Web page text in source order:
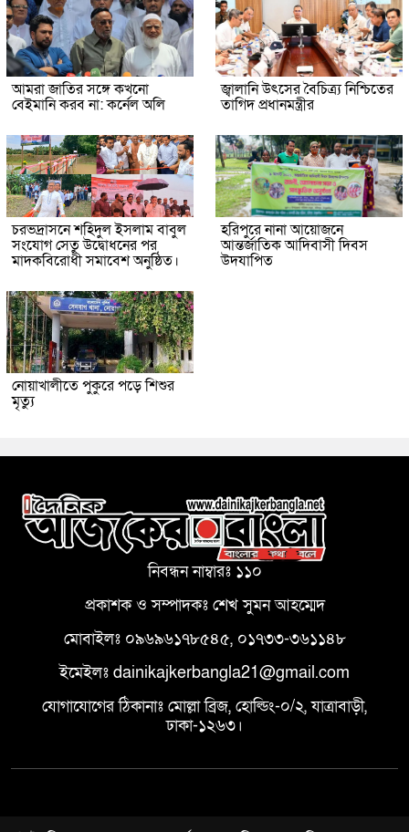
আমরা জাতির সঙ্গে কখনো
বেইমানি করব না: কর্নেল অলি
জ্বালানি উৎসের বৈচিত্র্য নিশ্চিতের
তাগিদ প্রধানমন্ত্রীর
চরভদ্রাসনে শহিদুল ইসলাম বাবুল
সংযোগ সেতু উদ্বোধনের পর
মাদকবিরোধী সমাবেশ অনুষ্ঠিত।
হরিপুরে নানা আয়োজনে
আন্তর্জাতিক আদিবাসী দিবস
উদযাপিত
নোয়াখালীতে পুকুরে পড়ে শিশুর
মৃত্যু
নিবন্ধন নাম্বারঃ ১১০
প্রকাশক ও সম্পাদকঃ শেখ সুমন আহম্মেদ
মোবাইলঃ ০৯৬৯৬১৭৮৫৪৫, ০১৭৩৩-৩৬১১৪৮
ইমেইলঃ dainikajkerbangla21@gmail.com
যোগাযোগের ঠিকানাঃ মোল্লা ব্রিজ, হোল্ডিং-০/২, যাত্রাবাড়ী,
ঢাকা-১২৬৩।